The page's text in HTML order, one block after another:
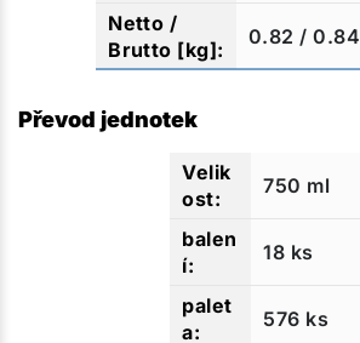
0.82 / 0.84
Převod jednotek
750 ml
18 ks
576 ks